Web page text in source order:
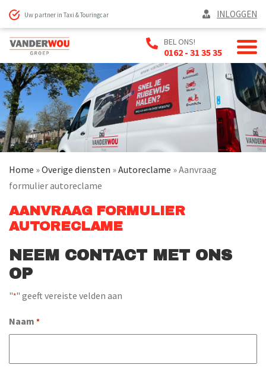
Uw partner in Taxi & Touringcar INLOGGEN
BEL ONS!
0162 - 31 35 35
Home »Overige diensten »Autoreclame »Aanvraag
formulier autoreclame
AANVRAAG FORMULIER
AUTORECLAME
NEEM CONTACT MET ONS
OP
"*" geeft vereiste velden aan
Naam *